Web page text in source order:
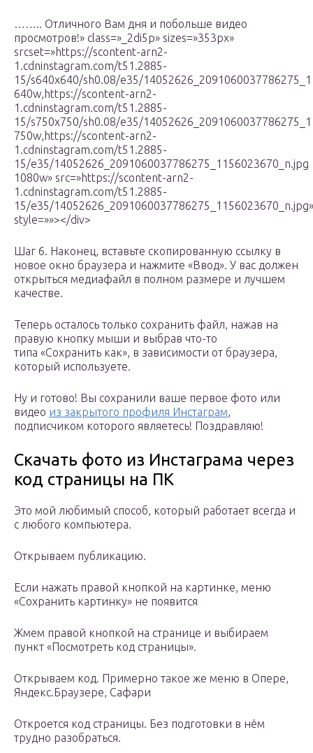
…….. Отличного Вам дня и побольше видео
просмотров!» class=»_2di5p» sizes=»353px»
srcset=»https://scontent-arn2-
1.cdninstagram.com/t51.2885-
15/s640x640/sh0.08/e35/
640w,https://scontent-arn2-
1.cdninstagram.com/t51.2885-
15/s750x750/sh0.08/e35/
750w,https://scontent-arn2-
1.cdninstagram.com/t51.2885-
15/e35/14052626_2091060037786275_1156023670_n.jpg
1080w» src=»https://scontent-arn2-
1.cdninstagram.com/t51.2885-
15/e35/14052626_2091060037786275_1156023670_n.jpg»
style=»»></div>
Шаг 6. Наконец, вставьте скопированную ссылку в
новое окно браузера и нажмите «Ввод». У вас должен
открыться медиафайл в полном размере и лучшем
качестве.
Теперь осталось только сохранить файл, нажав на
правую кнопку мыши и выбрав что-то
типа «Сохранить как», в зависимости от браузера,
который используете.
Ну и готово! Вы сохранили ваше первое фото или
видео из закрытого профиля Инстаграм,
подписчиком которого являетесь! Поздравляю!
Скачать фото из Инстаграма через
код страницы на ПК
Это мой любимый способ, который работает всегда и
с любого компьютера.
Открываем публикацию.
Если нажать правой кнопкой на картинке, меню
«Сохранить картинку» не появится
Жмем правой кнопкой на странице и выбираем
пункт «Посмотреть код страницы».
Открываем код. Примерно такое же меню в Опере,
Яндекс.Браузере, Сафари
Откроется код страницы. Без подготовки в нём
трудно разобраться.